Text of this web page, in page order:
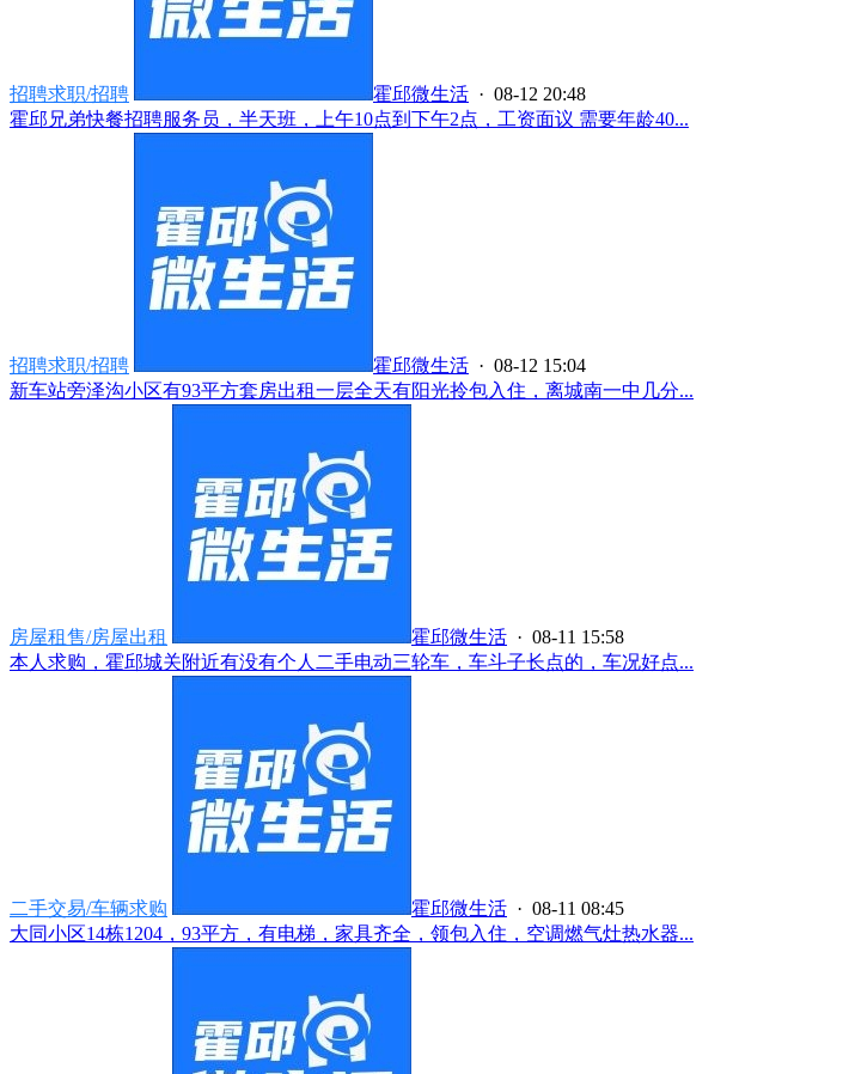
招聘求职/招聘 霍邱微生活 · 08-12 20:48
霍邱兄弟快餐招聘服务员，半天班，上午10点到下午2点，工资面议 需要年龄40...
招聘求职/招聘 霍邱微生活 · 08-12 15:04
新车站旁泽沟小区有93平方套房出租一层全天有阳光拎包入住，离城南一中几分...
房屋租售/房屋出租 霍邱微生活 · 08-11 15:58
本人求购，霍邱城关附近有没有个人二手电动三轮车，车斗子长点的，车况好点...
二手交易/车辆求购 霍邱微生活 · 08-11 08:45
大同小区14栋1204，93平方，有电梯，家具齐全，领包入住，空调燃气灶热水器...